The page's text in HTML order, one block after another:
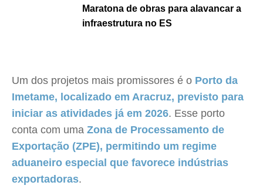
Maratona de obras para alavancar a
infraestrutura no ES
Um dos projetos mais promissores é o Porto da
Imetame, localizado em Aracruz, previsto para
iniciar as atividades já em 2026. Esse porto
conta com uma Zona de Processamento de
Exportação (ZPE), permitindo um regime
aduaneiro especial que favorece indústrias
exportadoras.